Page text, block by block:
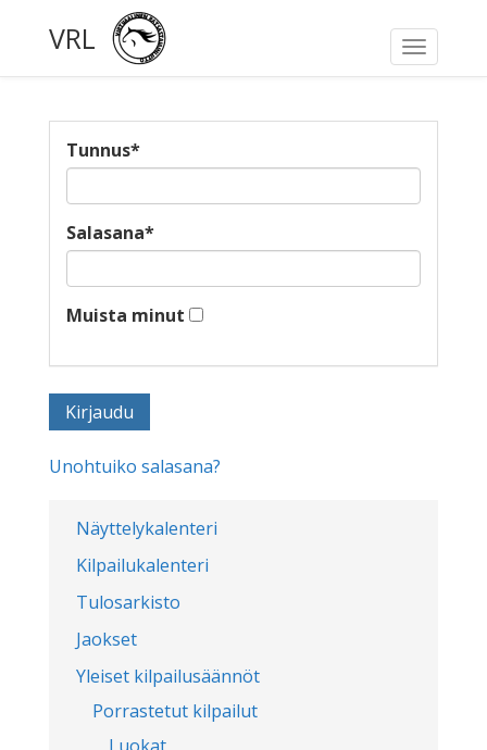
Toggle
VRL
Näyttelykalenteri
Kilpailukalenteri
Tulosarkisto
Jaokset
Yleiset kilpailusäännöt
Porrastetut kilpailut
Tunnus*
Salasana*
Muista minut
Unohtuiko salasana?